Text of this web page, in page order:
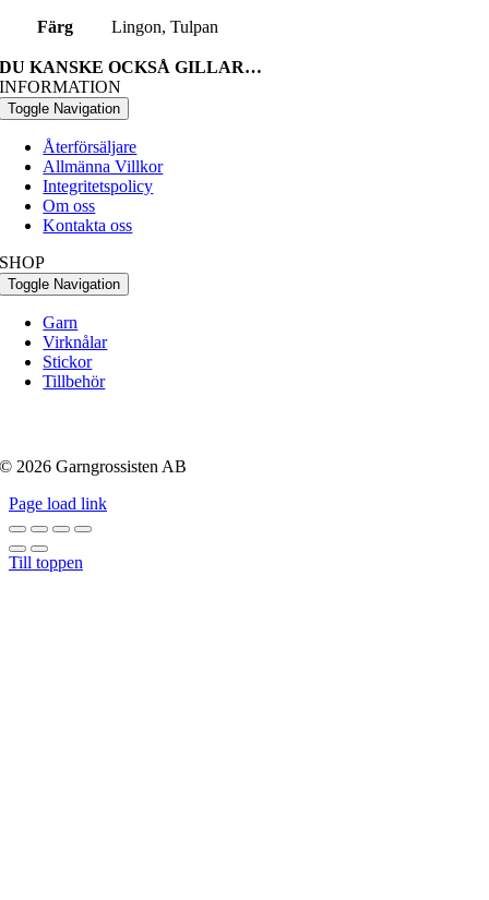
Färg Lingon, Tulpan
DU KANSKE OCKSÅ GILLAR…
INFORMATION
Toggle Navigation
Återförsäljare
Allmänna Villkor
Integritetspolicy
Om oss
Kontakta oss
SHOP
Toggle Navigation
Garn
Virknålar
Stickor
Tillbehör
© 2026 Garngrossisten AB
Page load link
Till toppen